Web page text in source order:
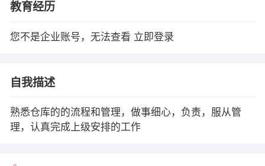
教育经历
您不是企业账号，无法查看 立即登录
自我描述
熟悉仓库的的流程和管理，做事细心，负责，服从管
理，认真完成上级安排的工作